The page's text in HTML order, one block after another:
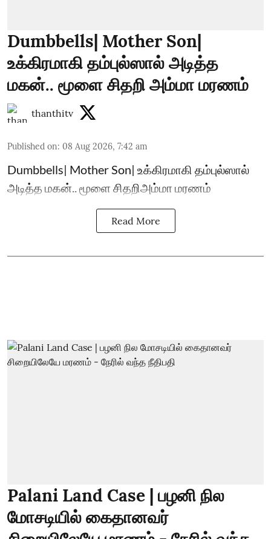
Dumbbells| Mother Son|
உக்கிரமாகி தம்புல்ஸால் அடித்த
மகன்.. மூளை சிதறி அம்மா மரணம்
thanthitv
Published on: 08 Aug 2026, 7:42 am
Dumbbells| Mother Son| உக்கிரமாகி தம்புல்ஸால்
அடித்த மகன்.. மூளை சிதறிஅம்மா மரணம்
Read More
Palani Land Case | பழனி நில
மோசடியில் கைதானவர்